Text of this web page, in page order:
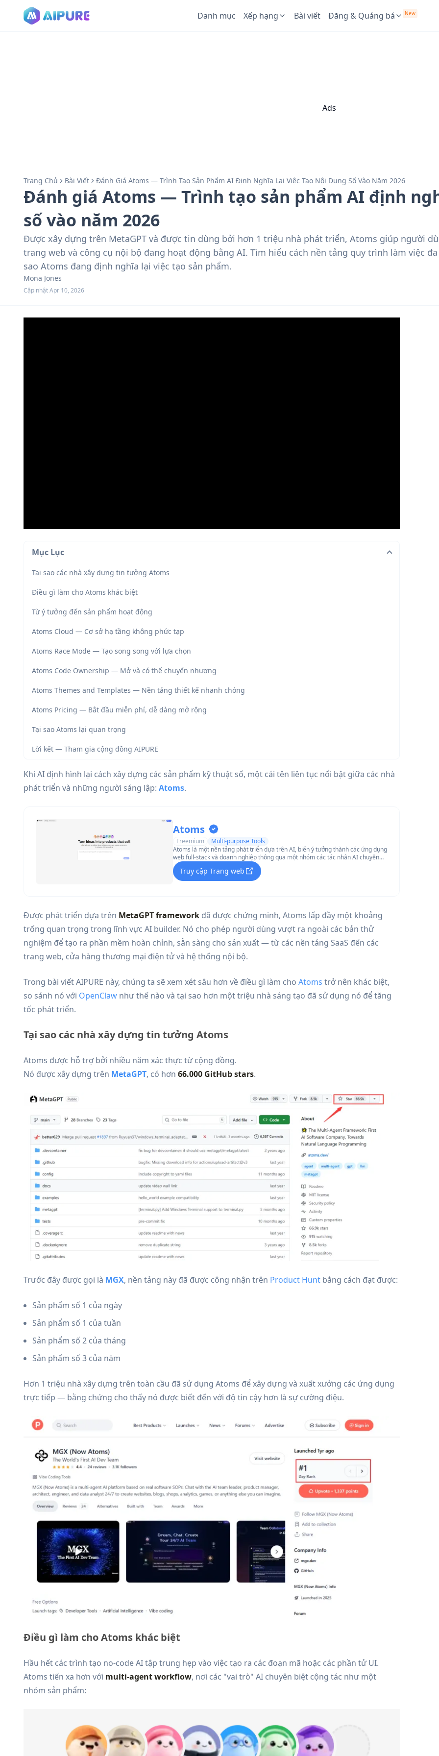
Danh mục Xếp hạng Bài viết Đăng & Quảng bá New
Ads
Trang Chủ Bài Viết Đánh Giá Atoms — Trình Tạo Sản Phẩm AI Định Nghĩa Lại Việc Tạo Nội Dung Số Vào Năm 2026
Đánh giá Atoms — Trình tạo sản phẩm AI định
số vào năm 2026
Được xây dựng trên MetaGPT và được tin dùng bởi hơn 1 triệu nhà phát triển, Atoms giúp người
trang web và công cụ nội bộ đang hoạt động bằng AI. Tìm hiểu cách nền tảng quy trình làm việc
sao Atoms đang định nghĩa lại việc tạo sản phẩm.
Mona Jones
Cập nhật Apr 10, 2026
Mục Lục
Tại sao các nhà xây dựng tin tưởng Atoms
Điều gì làm cho Atoms khác biệt
Từ ý tưởng đến sản phẩm hoạt động
Atoms Cloud — Cơ sở hạ tầng không phức tạp
Atoms Race Mode — Tạo song song với lựa chọn
Atoms Code Ownership — Mở và có thể chuyển nhượng
Atoms Themes and Templates — Nền tảng thiết kế nhanh chóng
Atoms Pricing — Bắt đầu miễn phí, dễ dàng mở rộng
Tại sao Atoms lại quan trọng
Lời kết — Tham gia cộng đồng AIPURE
Khi AI định hình lại cách xây dựng các sản phẩm kỹ thuật số, một cái tên liên tục nổi bật giữa các nhà
phát triển và những người sáng lập: Atoms.
Atoms
Freemium
Multi-purpose Tools
Atoms là một nền tảng phát triển dựa trên AI, biến ý tưởng thành các ứng dụng
web full-stack và doanh nghiệp thông qua một nhóm các tác nhân AI chuyên
biệt, xử lý mọi thứ từ nghiên cứu đến triển khai, mà không yêu cầu kỹ năng viết
mã.Truy cập Trang web
Được phát triển dựa trên MetaGPT framework đã được chứng minh, Atoms lấp đầy một khoảng
trống quan trọng trong lĩnh vực AI builder. Nó cho phép người dùng vượt ra ngoài các bản thử
nghiệm để tạo ra phần mềm hoàn chỉnh, sẵn sàng cho sản xuất — từ các nền tảng SaaS đến các
trang web, cửa hàng thương mại điện tử và hệ thống nội bộ.
Trong bài viết AIPURE này, chúng ta sẽ xem xét sâu hơn về điều gì làm cho Atoms trở nên khác biệt,
so sánh nó với OpenClaw như thế nào và tại sao hơn một triệu nhà sáng tạo đã sử dụng nó để tăng
tốc phát triển.
Tại sao các nhà xây dựng tin tưởng Atoms
Atoms được hỗ trợ bởi nhiều năm xác thực từ cộng đồng.
Nó được xây dựng trên MetaGPT, có hơn 66.000 GitHubstars.
Trước đây được gọi là MGX, nền tảng này đã được công nhận trên Product Hunt bằng cách đạt được:
Sản phẩm số 1 của ngày
Sản phẩm số 1 của tuần
Sản phẩm số 2 của tháng
Sản phẩm số 3 của năm
Hơn 1 triệu nhà xây dựng trên toàn cầu đã sử dụng Atoms để xây dựng và xuất xưởng các ứng dụng
trực tiếp — bằng chứng cho thấy nó được biết đến với độ tin cậy hơn là sự cường điệu.
Điều gì làm cho Atoms khác biệt
Hầu hết các trình tạo no-code AI tập trung hẹp vào việc tạo ra các đoạn mã hoặc các phần tử UI.
Atoms tiến xa hơn với multi-agent workflow, nơi các "vai trò" AI chuyên biệt cộng tác như một
nhóm sản phẩm: